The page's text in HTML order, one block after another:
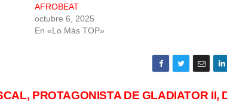
AFROBEAT
octubre 6, 2025
En «Lo Más TOP»
PROTAGONISTA DE GLADIATOR II,